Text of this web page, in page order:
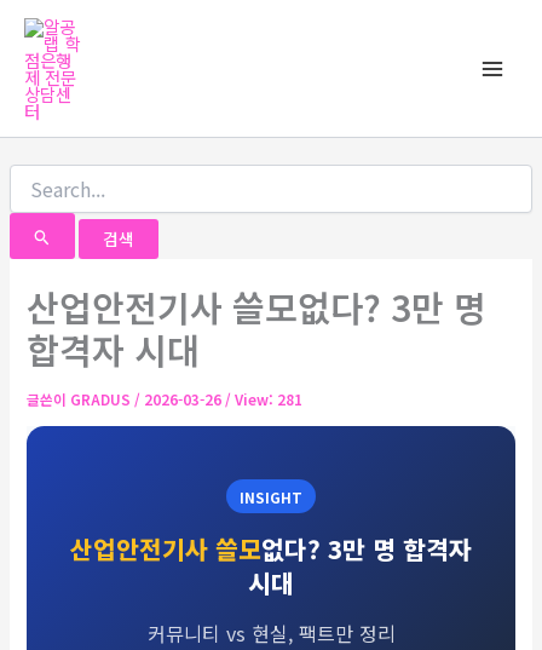
기
산업안전기사 쓸모없다? 3만 명
합격자 시대
글쓴이 GRADUS / 2026-03-26 / View: 281
INSIGHT
산업안전기사 쓸모없다? 3만 명 합격자
시대
커뮤니티 vs 현실, 팩트만 정리